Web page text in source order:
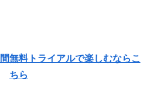
無料トライアルで楽しむならこ
ちら